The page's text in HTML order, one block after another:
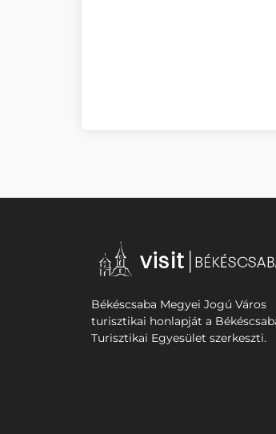
Békéscsaba Megyei Jogú Város
turisztikai honlapját a
Turisztikai Egyesület szerkeszti.